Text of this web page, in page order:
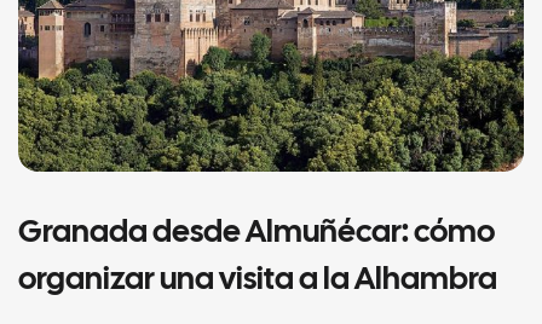
Granada desde Almuñécar: cómo
organizar una visita a la Alhambra